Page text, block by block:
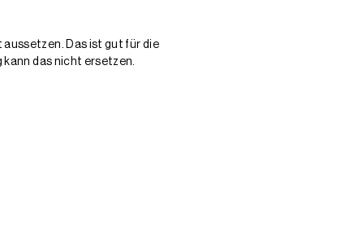
aussetzen. Das ist gut für die
das nicht ersetzen.